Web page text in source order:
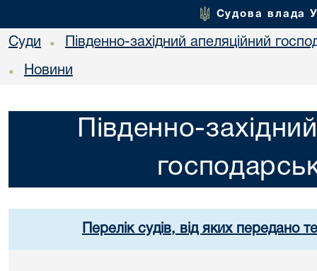
Судова влада
Суди • Південно-західний апеляційний
• Новини
Південно-
Перелік судів, від яких передано